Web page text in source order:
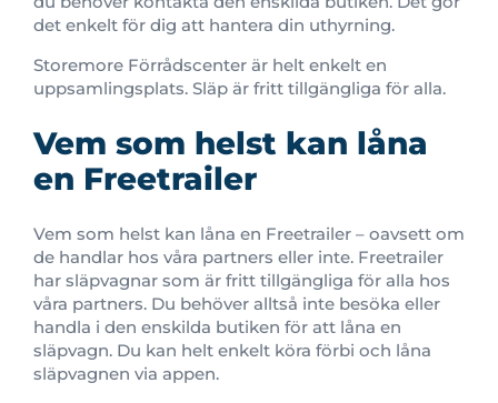
det enkelt för dig att hantera din uthyrning.
Storemore Förrådscenter är helt enkelt en
uppsamlingsplats. Släp är fritt tillgängliga för alla.
Vem som helst kan låna
en Freetrailer
Vem som helst kan låna en Freetrailer – oavsett om
de handlar hos våra partners eller inte. Freetrailer
har släpvagnar som är fritt tillgängliga för alla hos
våra partners. Du behöver alltså inte besöka eller
handla i den enskilda butiken för att låna en
släpvagn. Du kan helt enkelt köra förbi och låna
släpvagnen via appen.